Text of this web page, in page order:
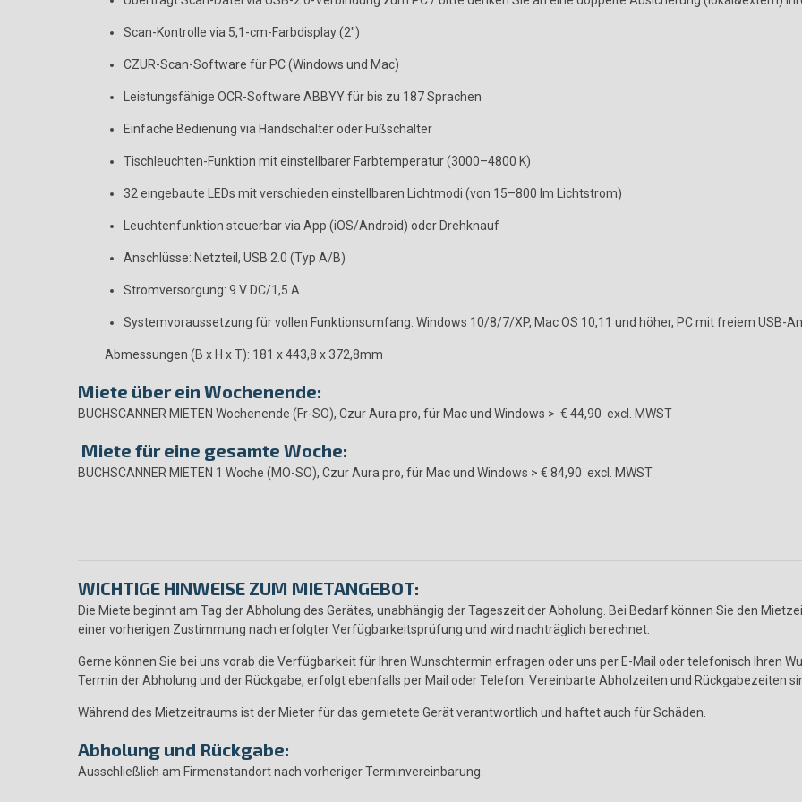
Scan-Kontrolle via 5,1-cm-Farbdisplay (2″)
CZUR-Scan-Software für PC (Windows und Mac)
Leistungsfähige OCR-Software ABBYY für bis zu 187 Sprachen
Einfache Bedienung via Handschalter oder Fußschalter
Tischleuchten-Funktion mit einstellbarer Farbtemperatur (3000–4800 K)
32 eingebaute LEDs mit verschieden einstellbaren Lichtmodi (von 15–800 lm Lichtstrom)
Leuchtenfunktion steuerbar via App (iOS/Android) oder Drehknauf
Anschlüsse: Netzteil, USB 2.0 (Typ A/B)
Stromversorgung: 9 V DC/1,5 A
Systemvoraussetzung für vollen Funktionsumfang: Windows 10/8/7/XP, Mac OS 10,11 und höher, PC mit freiem USB-
Abmessungen (B x H x T): 181 x 443,8 x 372,8mm
Miete über ein Wochenende:
BUCHSCANNER MIETEN Wochenende (Fr-SO), Czur Aura pro, für Mac und Windows > € 44,90 excl. MWST
Miete für eine gesamte Woche:
BUCHSCANNER MIETEN 1 Woche (MO-SO), Czur Aura pro, für Mac und Windows > € 84,90 excl. MWST
WICHTIGE HINWEISE ZUM MIETANGEBOT:
Die Miete beginnt am Tag der Abholung des Gerätes, unabhängig der Tageszeit der Abholung. Bei Bedarf können Sie den
einer vorherigen Zustimmung nach erfolgter Verfügbarkeitsprüfung und wird nachträglich berechnet.
Gerne können Sie bei uns vorab die Verfügbarkeit für Ihren Wunschtermin erfragen oder uns per E-Mail oder telefonisch Ihren
Termin der Abholung und der Rückgabe, erfolgt ebenfalls per Mail oder Telefon. Vereinbarte Abholzeiten und Rückgabezeiten
Während des Mietzeitraums ist der Mieter für das gemietete Gerät verantwortlich und haftet auch für Schäden.
Abholung und Rückgabe:
Ausschließlich am Firmenstandort nach vorheriger Terminvereinbarung.